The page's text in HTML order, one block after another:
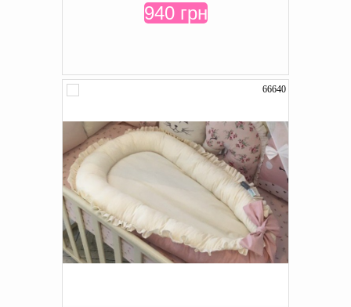
940 грн
66640